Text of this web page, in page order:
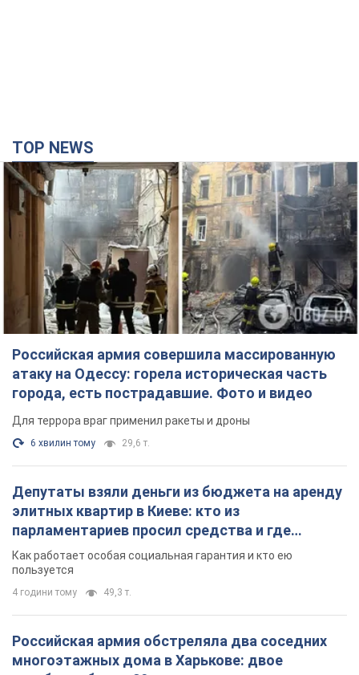
TOP NEWS
Российская армия совершила массированную
атаку на Одессу: горела историческая часть
города, есть пострадавшие. Фото и видео
Для террора враг применил ракеты и дроны
6 хвилин тому 29,6 т.
Депутаты взяли деньги из бюджета на аренду
элитных квартир в Киеве: кто из
парламентариев просил средства и где
поселился
Как работает особая социальная гарантия и кто ею
пользуется
4 години тому 49,3 т.
Российская армия обстреляла два соседних
многоэтажных дома в Харькове: двое